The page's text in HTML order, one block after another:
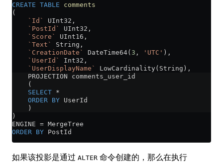
CREATE TABLE comments
(
    `Id`
UInt32,
    `PostId`
UInt32,
    `Score`
UInt16,
    `Text`
String,
    `CreationDate`
DateTime64( 3 , 'UTC' ),
    `UserId`
Int32,
    `UserDisplayName`
LowCardinality(String),
    PROJECTION comments_user_id
    (
    SELECT
*
    ORDER BY
UserId
    )
)
ENGINE = MergeTree
ORDER BY PostId
如果该投影是通过 ALTER 命令创建的，那么在执行